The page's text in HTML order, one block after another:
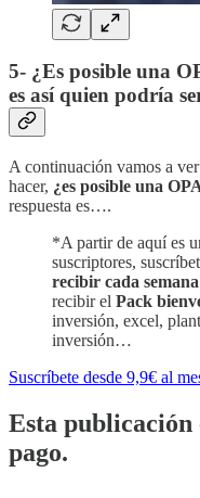
5- ¿Es posible una
es así quien podría
A continuación vamos a
hacer, ¿es posible una
respuesta es….
*A partir de aquí es
suscriptores,
recibir cada semana
recibir el Pack
inversión, excel,
inversión…
Suscríbete desde 9,9€ al
Esta publicación
pago.